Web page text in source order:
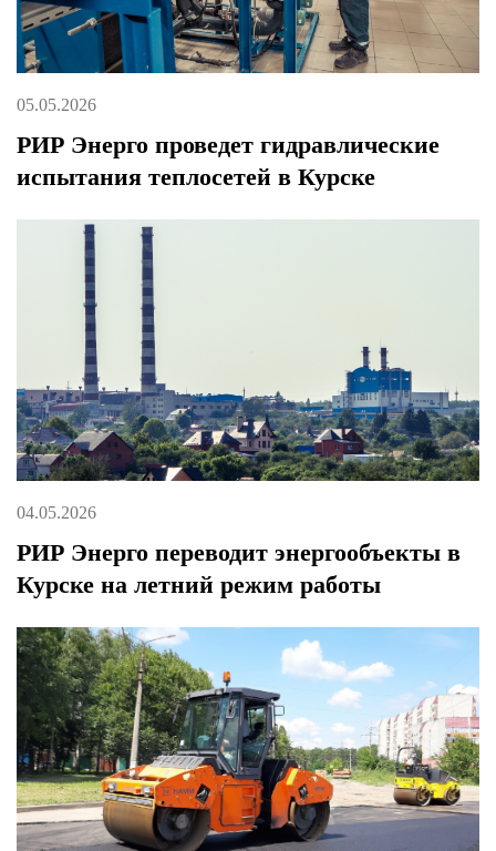
05.05.2026
РИР Энерго проведет гидравлические
испытания теплосетей в Курске
04.05.2026
РИР Энерго переводит энергообъекты в
Курске на летний режим работы